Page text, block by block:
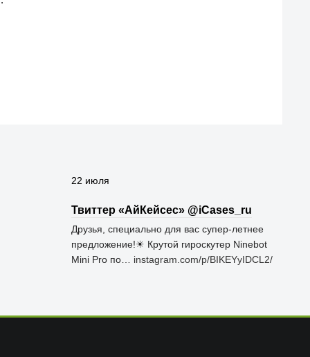
22 июля
Твиттер «АйКейсес» ‏@iCases_ru
Друзья, специально для вас супер-летнее
предложение!☀ Крутой гироскутер Ninebot
Mini Pro по… instagram.com/p/BIKEYyIDCL2/